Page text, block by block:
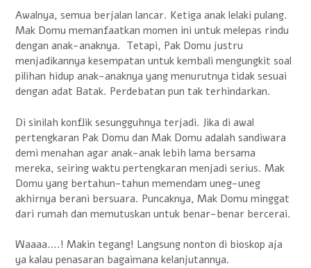
Awalnya, semua berjalan lancar. Ketiga anak lelaki pulang.
Mak Domu memanfaatkan momen ini untuk melepas rindu
dengan anak-anaknya. Tetapi, Pak Domu justru
menjadikannya kesempatan untuk kembali mengungkit soal
pilihan hidup anak-anaknya yang menurutnya tidak sesuai
dengan adat Batak. Perdebatan pun tak terhindarkan.
Di sinilah konflik sesungguhnya terjadi. Jika di awal
pertengkaran Pak Domu dan Mak Domu adalah sandiwara
demi menahan agar anak-anak lebih lama bersama
mereka, seiring waktu pertengkaran menjadi serius. Mak
Domu yang bertahun-tahun memendam uneg-uneg
akhirnya berani bersuara. Puncaknya, Mak Domu minggat
dari rumah dan memutuskan untuk benar-benar bercerai.
Waaaa….! Makin tegang! Langsung nonton di bioskop aja
ya kalau penasaran bagaimana kelanjutannya.